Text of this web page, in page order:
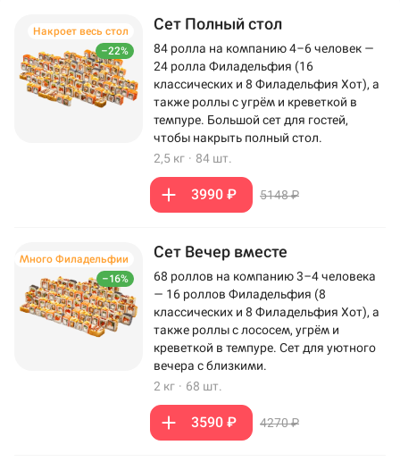
–22%
Накроет весь стол Сет Полный стол
84 ролла на компанию 4–6 человек —
24 ролла Филадельфия (16
классических и 8 Филадельфия Хот), а
также роллы с угрём и креветкой в
темпуре. Большой сет для гостей,
чтобы накрыть полный стол.
2,5 кг · 84 шт.
3990 ₽ 5148 ₽
–16%
Много Филадельфии Сет Вечер вместе
68 роллов на компанию 3–4 человека
— 16 роллов Филадельфия (8
классических и 8 Филадельфия Хот), а
также роллы с лососем, угрём и
креветкой в темпуре. Сет для уютного
вечера с близкими.
2 кг · 68 шт.
3590 ₽ 4270 ₽